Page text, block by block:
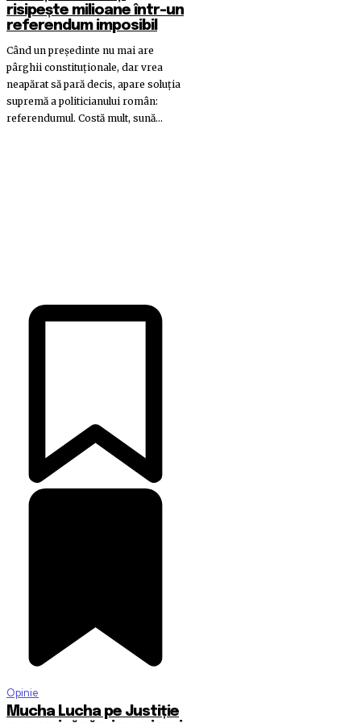
risipește milioane într-un
referendum imposibil
Când un președinte nu mai are
pârghii constituționale, dar vrea
neapărat să pară decis, apare soluția
supremă a politicianului român:
referendumul. Costă mult, sună...
Opinie
Mucha Lucha pe Justiție